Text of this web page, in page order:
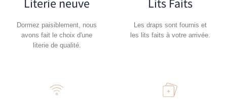
Dormez paisiblement, nous
avons fait le choix d'une
literie de qualité.
Les draps sont fournis et
les lits faits à votre arrivée.